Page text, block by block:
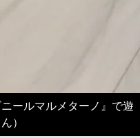
ールマルメターノ』で遊
）